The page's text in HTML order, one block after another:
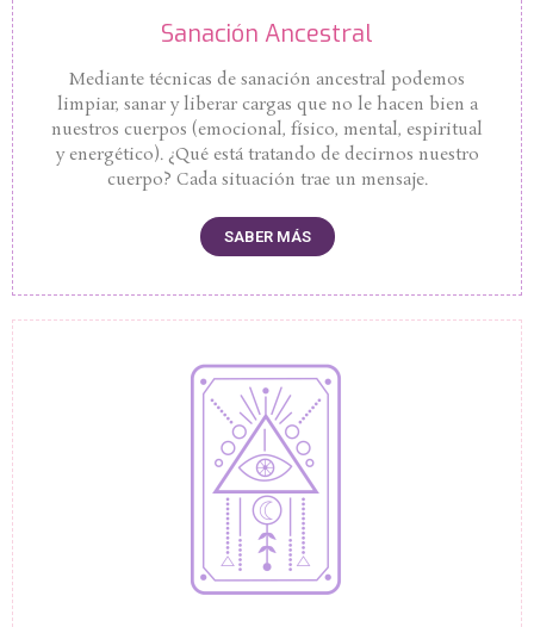
Sanación Ancestral
Mediante técnicas de sanación ancestral podemos
limpiar, sanar y liberar cargas que no le hacen bien a
nuestros cuerpos (emocional, físico, mental, espiritual
y energético). ¿Qué está tratando de decirnos nuestro
cuerpo? Cada situación trae un mensaje.
SABER MÁS